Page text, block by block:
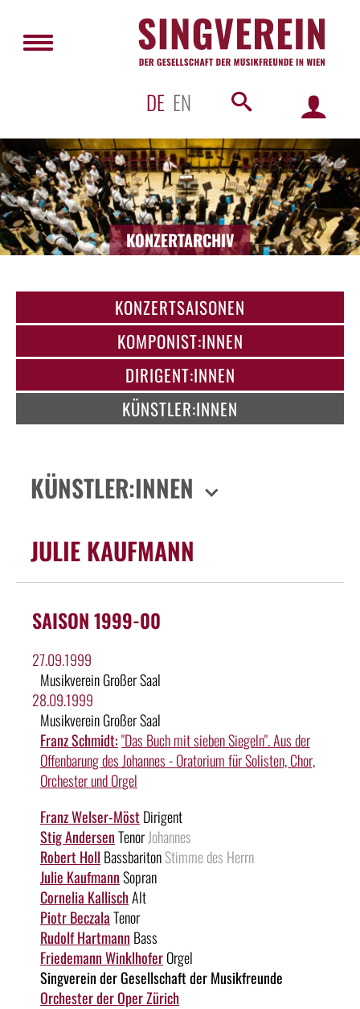
DE EN
KONZERTARCHIV
KONZERTSAISONEN
KOMPONIST:INNEN
DIRIGENT:INNEN
KÜNSTLER:INNEN
KÜNSTLER:INNEN
JULIE KAUFMANN
SAISON 1999-00
27.09.1999
Musikverein Großer Saal
28.09.1999
Musikverein Großer Saal
Franz Schmidt:"Das Buch mit sieben Siegeln". Aus der
Offenbarung des Johannes - Oratorium für Solisten, Chor,
Orchester und Orgel
Franz Welser-Möst Dirigent
Stig AndersenTenor Johannes
Robert Holl BassbaritonStimme des Herrn
Julie KaufmannSopran
Cornelia KallischAlt
Piotr BeczalaTenor
Rudolf Hartmann Bass
Friedemann WinklhoferOrgel
Singverein der Gesellschaft der Musikfreunde
Orchester der Oper Zürich